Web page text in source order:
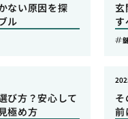
ない原因を探
ル
玄
す
び方？安心して
極め方
そ
前